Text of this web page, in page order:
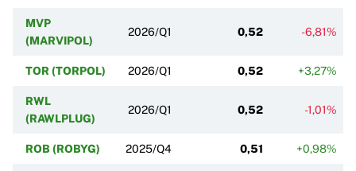
MVP
(MARVIPOL)
2026/Q1 0,52 -6,81%
TOR (TORPOL) 2026/Q1 0,52 +3,27%
RWL
(RAWLPLUG)
2026/Q1 0,52 -1,01%
ROB (ROBYG) 2025/Q4 0,51 +0,98%